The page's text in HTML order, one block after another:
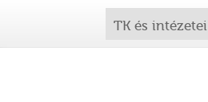
TK és intézetei